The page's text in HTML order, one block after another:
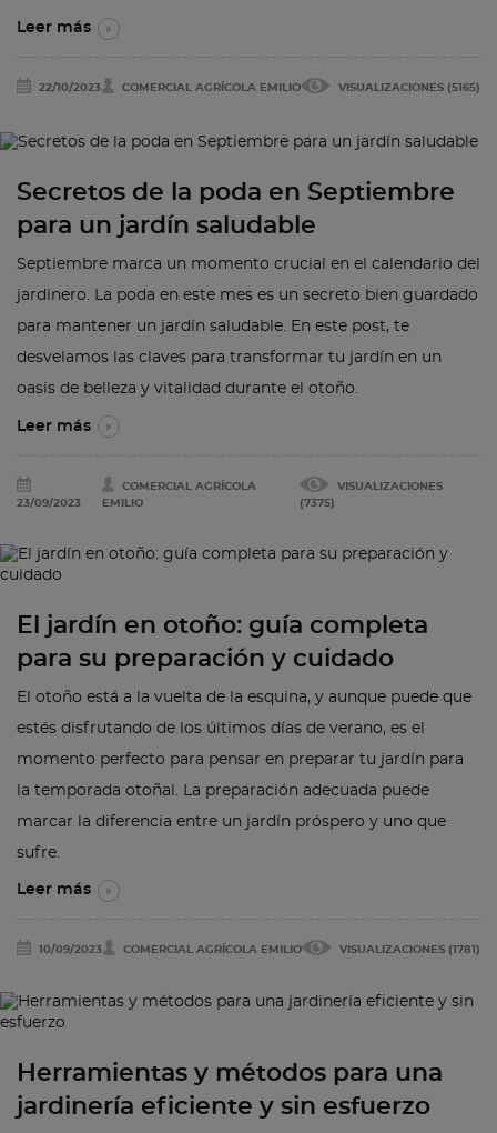
Leer más
22/10/2023 COMERCIAL AGRÍCOLA EMILIO VISUALIZACIONES (5165)
Secretos de la poda en Septiembre
para un jardín saludable
Septiembre marca un momento crucial en el calendario del
jardinero. La poda en este mes es un secreto bien guardado
para mantener un jardín saludable. En este post, te
desvelamos las claves para transformar tu jardín en un
oasis de belleza y vitalidad durante el otoño.
Leer más
23/09/2023
COMERCIAL AGRÍCOLA
EMILIO
VISUALIZACIONES
(7375)
El jardín en otoño: guía completa
para su preparación y cuidado
El otoño está a la vuelta de la esquina, y aunque puede que
estés disfrutando de los últimos días de verano, es el
momento perfecto para pensar en preparar tu jardín para
la temporada otoñal. La preparación adecuada puede
marcar la diferencia entre un jardín próspero y uno que
sufre.
Leer más
10/09/2023 COMERCIAL AGRÍCOLA EMILIO VISUALIZACIONES (1781)
Herramientas y métodos para una
jardinería eficiente y sin esfuerzo